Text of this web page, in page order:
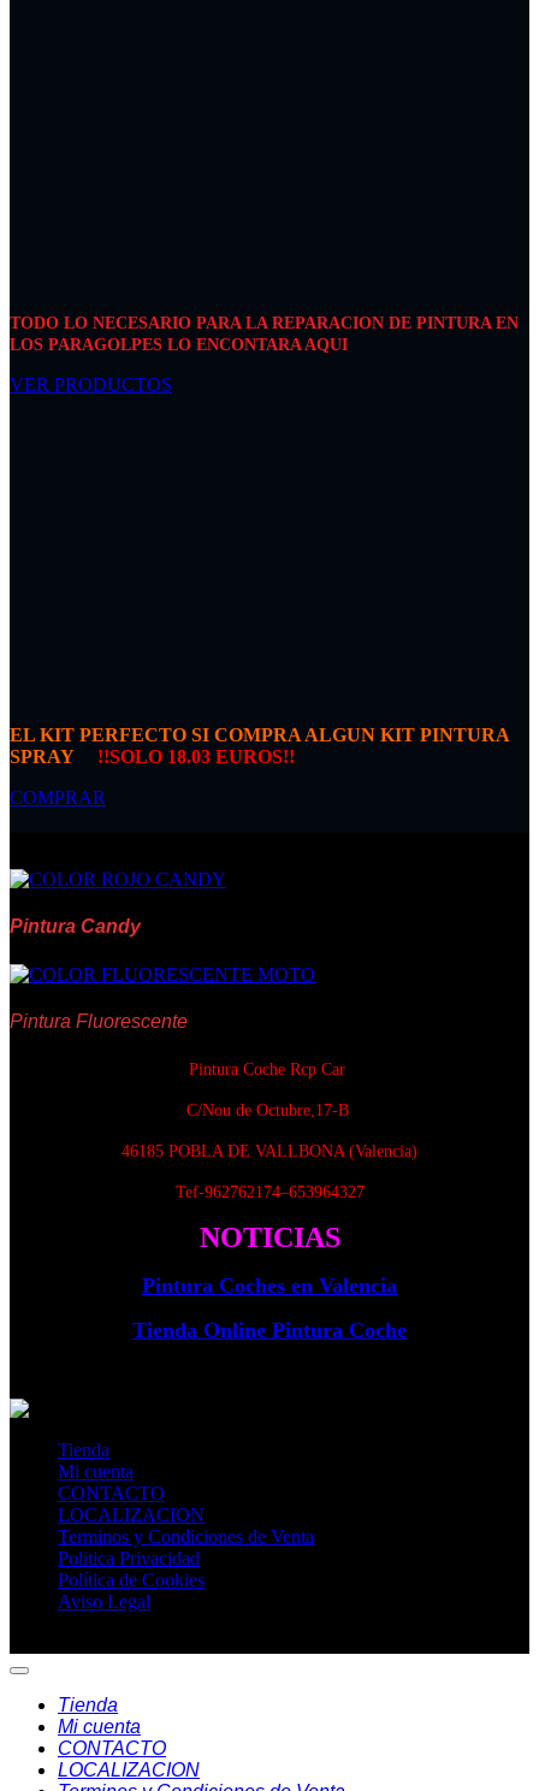
TODO LO NECESARIO PARA LA REPARACION DE PINTURA EN
LOS PARAGOLPES LO ENCONTARA AQUI
VER PRODUCTOS
EL KIT PERFECTO SI COMPRA ALGUN KIT PINTURA
SPRAY!!SOLO 18.03 EUROS!!
COMPRAR
Pintura Candy
Pintura Fluorescente
Pintura Coche Rcp Car
C/Nou de Octubre,17-B
46185 POBLA DE VALLBONA (Valencia)
Tef-962762174–653964327
NOTICIAS
Pintura Coches en Valencia
Tienda Online Pintura Coche
Tienda
Mi cuenta
CONTACTO
LOCALIZACION
Terminos y Condiciones de Venta
Politica Privacidad
Política de Cookies
Aviso Legal
Tienda
Mi cuenta
CONTACTO
LOCALIZACION